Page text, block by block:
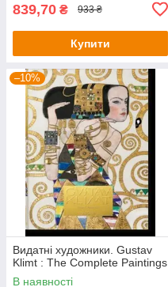
839,70 ₴ 933 ₴
Купити
–10%
Видатні художники. Gustav
Klimt : The Complete Paintings
В наявності